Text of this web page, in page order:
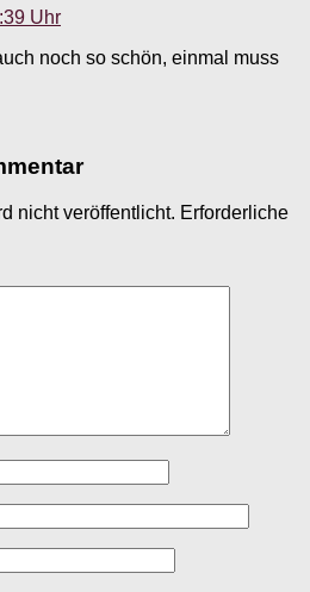
Uhr
noch so schön, einmal muss
nicht veröffentlicht. Erforderliche